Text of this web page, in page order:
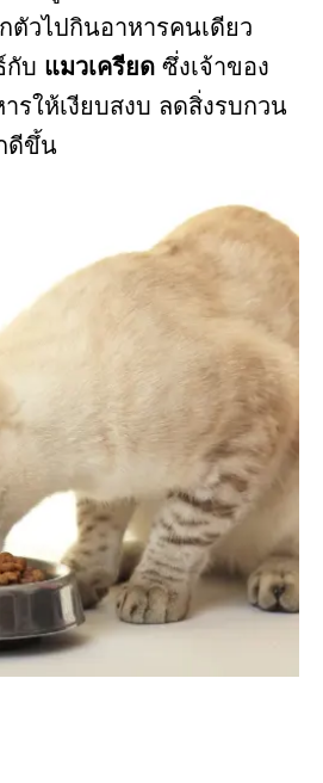
ตัวไปกินอาหารคนเดียว
กับ แมวเครียด ซึ่งเจ้าของ
รให้เงียบสงบ ลดสิ่งรบกวน
ดีขึ้น